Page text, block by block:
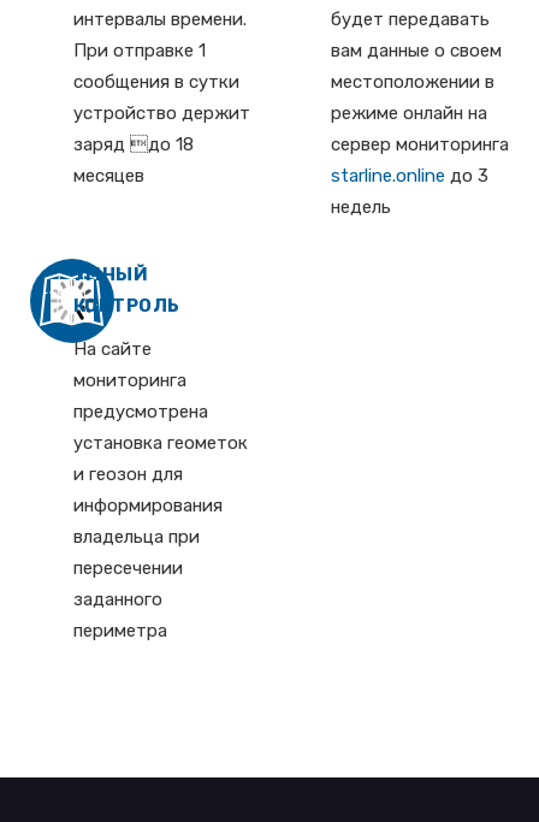
интервалы времени.
При отправке 1
сообщения в сутки
устройство держит
заряд до 18
месяцев
будет передавать
вам данные о своем
местоположении в
режиме онлайн на
сервер мониторинга
starline.online до 3
недель
УМНЫЙ
КОНТРОЛЬ
На сайте
мониторинга
предусмотрена
установка геометок
и геозон для
информирования
владельца при
пересечении
заданного
периметра